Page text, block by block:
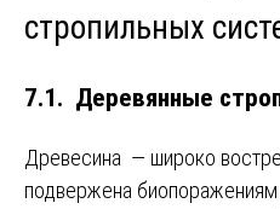
стропильных
7.1. Деревянные
Древесина — широко
подвержена